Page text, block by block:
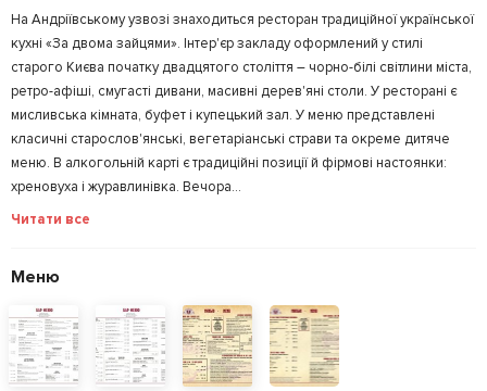
На Андріївському узвозі знаходиться ресторан традиційної української
кухні «За двома зайцями». Інтер'єр закладу оформлений у стилі
старого Києва початку двадцятого століття – чорно-білі світлини міста,
ретро-афіші, смугасті дивани, масивні дерев'яні столи. У ресторані є
мисливська кімната, буфет і купецький зал. У меню представлені
класичні старослов'янські, вегетаріанські страви та окреме дитяче
меню. В алкогольній карті є традиційні позиції й фірмові настоянки:
хреновуха і журавлинівка. Вечора...
Читати все
Меню